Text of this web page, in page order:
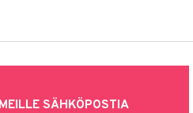
SÄHKÖPOSTIA